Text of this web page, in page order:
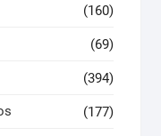
(160)
(69)
(394)
(177)